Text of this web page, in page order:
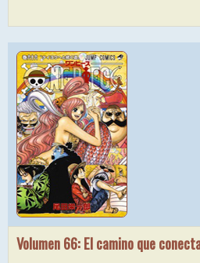
Volumen 66: El camino que